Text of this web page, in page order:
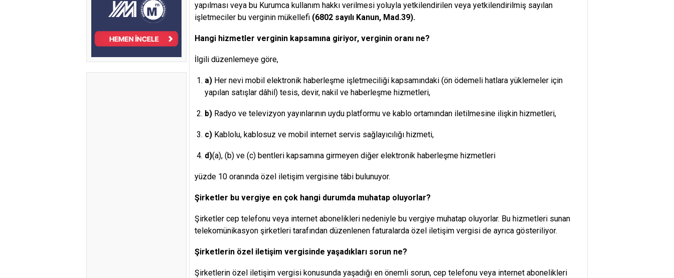
yapılması veya bu Kurumca kullanım hakkı verilmesi yoluyla yetkilendirilen veya yetkilendirilmiş sayılan
işletmeciler bu verginin mükellefi (6802 sayılı Kanun, Mad.39).
Hangi hizmetler verginin kapsamına giriyor, verginin oranı ne?
İlgili düzenlemeye göre,
a) Her nevi mobil elektronik haberleşme işletmeciliği kapsamındaki (ön ödemeli hatlara yüklemeler için
yapılan satışlar dâhil) tesis, devir, nakil ve haberleşme hizmetleri,
b) Radyo ve televizyon yayınlarının uydu platformu ve kablo ortamından iletilmesine ilişkin hizmetleri,
c) Kablolu, kablosuz ve mobil internet servis sağlayıcılığı hizmeti,
d)(a), (b) ve (c) bentleri kapsamına girmeyen diğer elektronik haberleşme hizmetleri
yüzde 10 oranında özel iletişim vergisine tâbi bulunuyor.
Şirketler bu vergiye en çok hangi durumda muhatap oluyorlar?
Şirketler cep telefonu veya internet abonelikleri nedeniyle bu vergiye muhatap oluyorlar. Bu hizmetleri sunan
telekomünikasyon şirketleri tarafından düzenlenen faturalarda özel iletişim vergisi de ayrıca gösteriliyor.
Şirketlerin özel iletişim vergisinde yaşadıkları sorun ne?
Şirketlerin özel iletişim vergisi konusunda yaşadığı en önemli sorun, cep telefonu veya internet abonelikleri